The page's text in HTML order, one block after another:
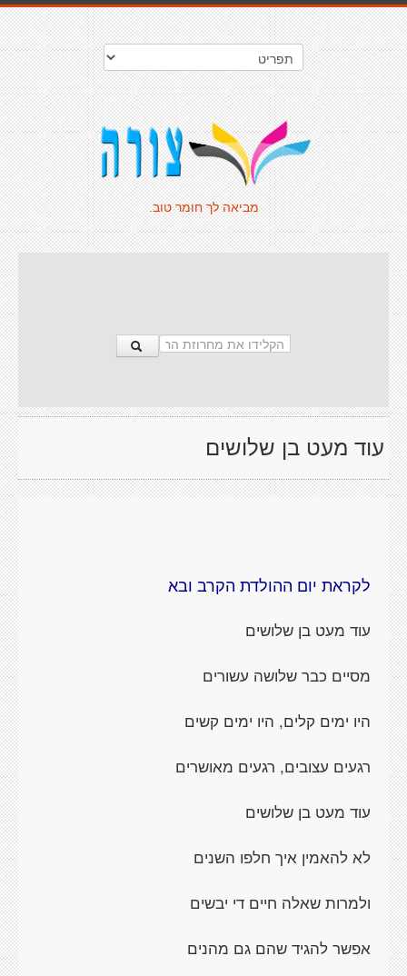
מביאה לך חומר טוב.
עוד מעט בן שלושים
לקראת יום ההולדת הקרב ובא
עוד מעט בן שלושים
מסיים כבר שלושה עשורים
היו ימים קלים, היו ימים קשים
רגעים עצובים, רגעים מאושרים
עוד מעט בן שלושים
לא להאמין איך חלפו השנים
ולמרות שאלה חיים די יבשים
אפשר להגיד שהם גם מהנים